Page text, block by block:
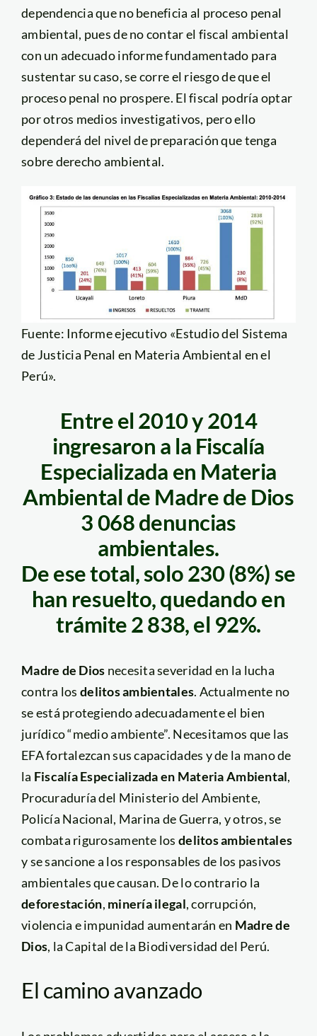
dependencia que no beneficia al proceso penal
ambiental, pues de no contar el fiscal ambiental
con un adecuado informe fundamentado para
sustentar su caso, se corre el riesgo de que el
proceso penal no prospere. El fiscal podría optar
por otros medios investigativos, pero ello
dependerá del nivel de preparación que tenga
sobre derecho ambiental.
Fuente: Informe ejecutivo «Estudio del Sistema
de Justicia Penal en Materia Ambiental en el
Perú».
Entre el 2010 y 2014
ingresaron a la Fiscalía
Especializada en Materia
Ambiental de Madre de Dios
3 068 denuncias
ambientales.
De ese total, solo 230 (8%) se
han resuelto, quedando en
trámite 2 838, el 92%.
Madre de Dios necesita severidad en la lucha
contra los delitos ambientales. Actualmente no
se está protegiendo adecuadamente el bien
jurídico “medio ambiente”. Necesitamos que las
EFA fortalezcan sus capacidades y de la mano de
la Fiscalía Especializada en Materia Ambiental,
Procuraduría del Ministerio del Ambiente,
Policía Nacional, Marina de Guerra, y otros, se
combata rigurosamente losdelitos ambientales
y se sancione a los responsables de los pasivos
ambientales que causan. De lo contrario la
deforestación, minería ilegal, corrupción,
violencia e impunidad aumentarán en Madre de
Dios, la Capital de la Biodiversidad del Perú.
El camino avanzado